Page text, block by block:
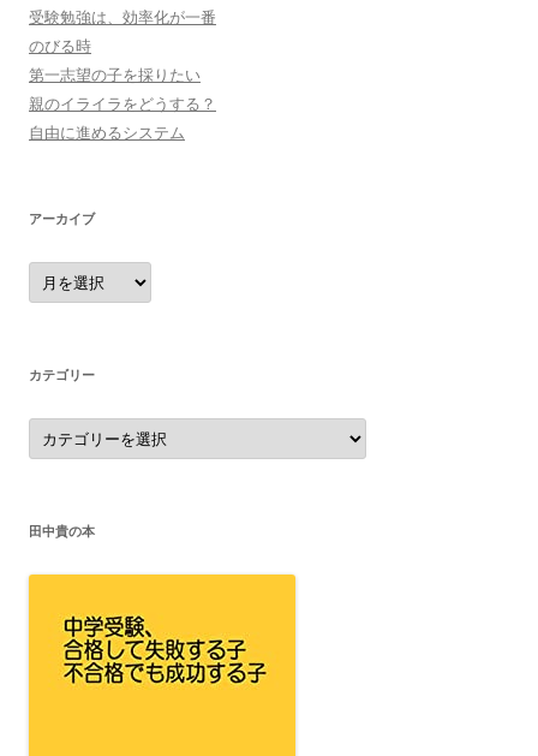
受験勉強は、効率化が一番
のびる時
第一志望の子を採りたい
親のイライラをどうする？
自由に進めるシステム
アーカイブ
ア
ー
カ
カテゴリー
カ
テ
ゴ
田中貴の本